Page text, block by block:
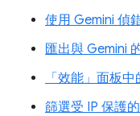
使用 Gemini 偵
匯出與 Gemini
「效能」面板
篩選受 IP 保護